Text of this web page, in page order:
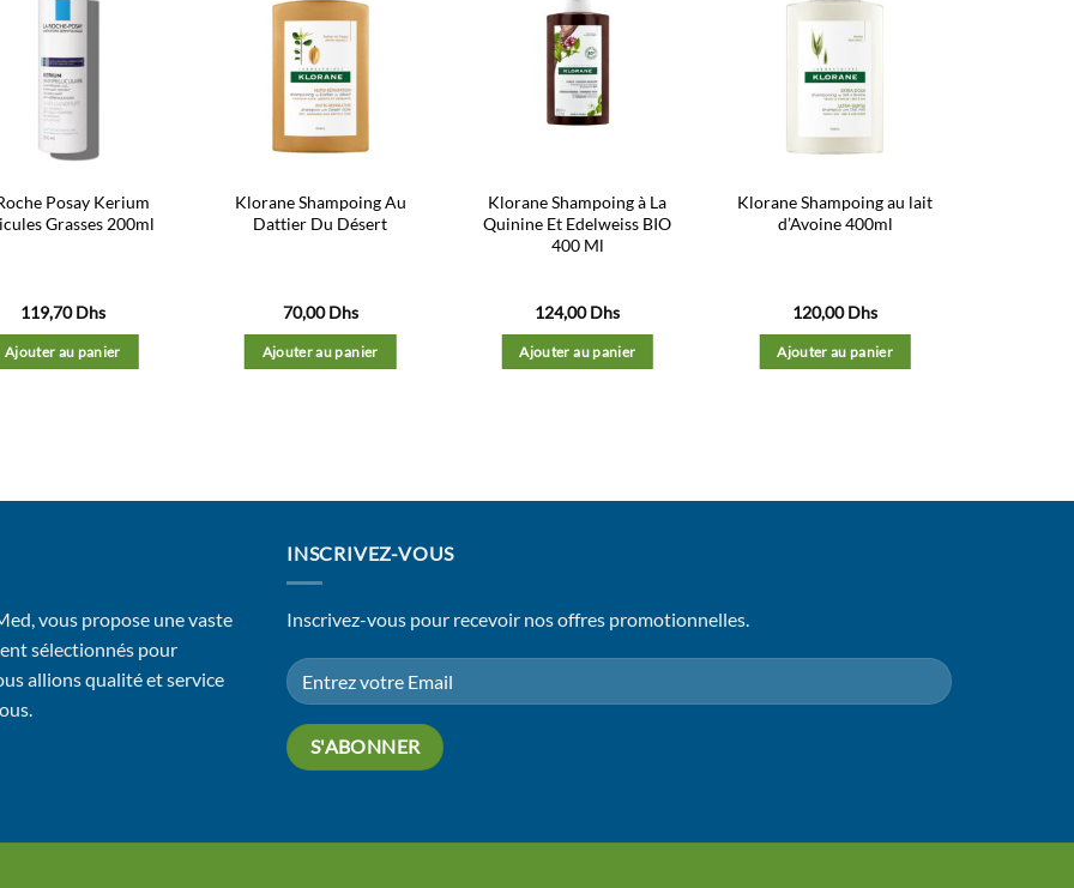
Posay Kerium
Grasses 200ml
119,70Dhs
Ajouter au panier
Klorane Shampoing Au
Dattier Du Désert
70,00Dhs
Ajouter au panier
Klorane Shampoing à La
Quinine Et Edelweiss BIO
400 Ml
124,00Dhs
Ajouter au panier
Klorane Shampoing au lait
d’Avoine 400ml
120,00Dhs
Ajouter au panier
vous propose une vaste
sélectionnés pour
allions qualité et service
INSCRIVEZ-VOUS
Inscrivez-vous pour recevoir nos offres promotionnelles.